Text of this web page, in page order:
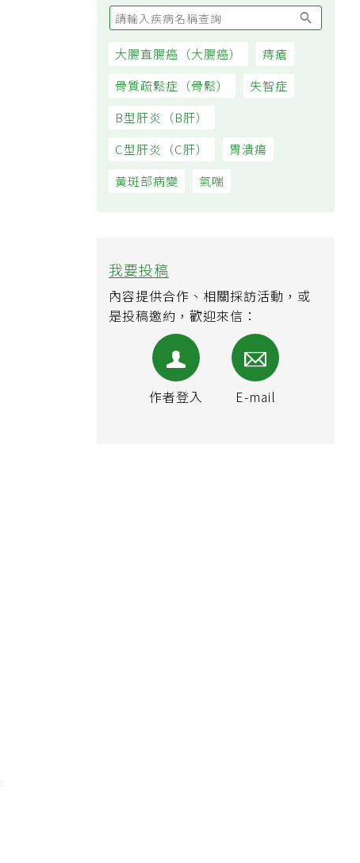
大腸直腸癌（大腸癌）
痔瘡
骨質疏鬆症（骨鬆）
失智症
B型肝炎（B肝）
C型肝炎（C肝）
胃潰瘍
黃斑部病變
氣喘
我要投稿
內容提供合作、相關採訪活動，或
是投稿邀約，歡迎來信：
作者登入 E-mail